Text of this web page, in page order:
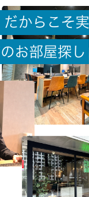
だ か ら こ そ実
のお部屋探 し